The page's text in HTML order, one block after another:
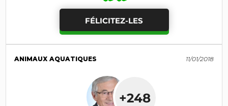
FÉLICITEZ-LES
ANIMAUX AQUATIQUES 11/01/2018
+248